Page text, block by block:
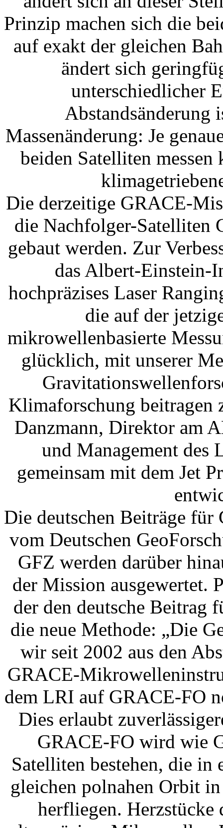
Prinzip machen sich die
auf exakt der gleichen
ändert sich
unterschiedlicher
Abstandsänderung
Massenänderung: Je
beiden Satelliten messen
Die derzeitige GRACE-
die Nachfolger-Satelliten
gebaut werden. Zur
das Albert-Einstein-
hochpräzises Laser
die auf der
mikrowellenbasierte
glücklich, mit unserer
Klimaforschung beitragen
Danzmann, Direktor am
und Management des
gemeinsam mit dem Jet
Die deutschen Beiträge
vom Deutschen
GFZ werden darüber
der Mission ausgewertet.
der den deutsche
die neue Methode: „Die
wir seit 2002 aus den
GRACE-
dem LRI auf GRACE-FO
Dies erlaubt
GRACE-FO wird wie
Satelliten bestehen, die
gleichen polnahen Orbit
herfliegen.